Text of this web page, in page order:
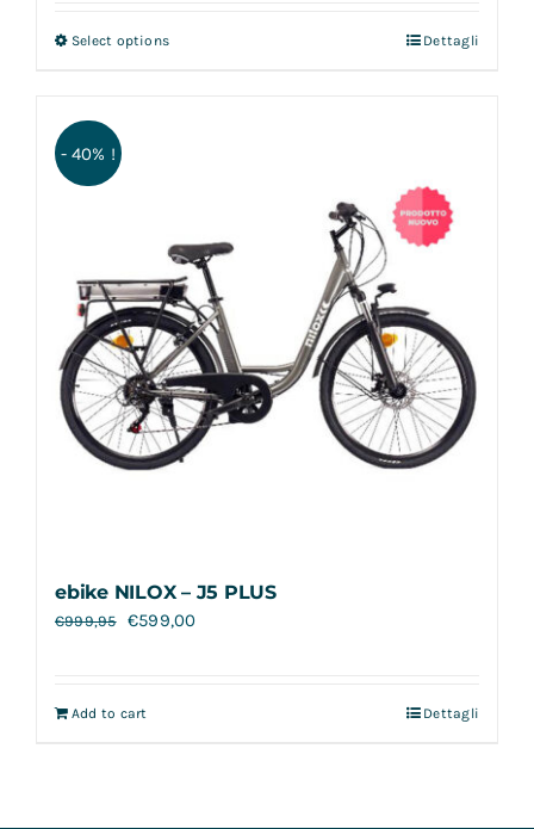
Select options Dettagli
- 40% !
ebike NILOX – J5 PLUS
€999,95 €599,00
Add to cart Dettagli